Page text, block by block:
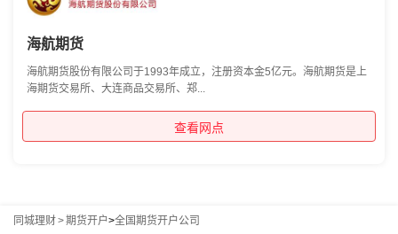
海航期货
海航期货股份有限公司于1993年成立，注册资本金5亿元。海航期货是上
海期货交易所、大连商品交易所、郑...
查看网点
同城理财>期货开户>全国期货开户公司